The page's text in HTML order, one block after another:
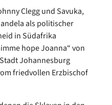
Clegg und Savuka,
als politischer
in Südafrika
hope Joanna“ von
Johannesburg
friedvollen Erzbischof